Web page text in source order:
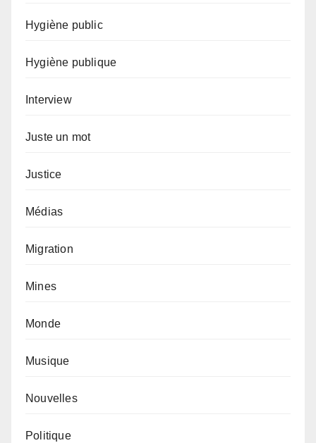
Hygiène public
Hygiène publique
Interview
Juste un mot
Justice
Médias
Migration
Mines
Monde
Musique
Nouvelles
Politique